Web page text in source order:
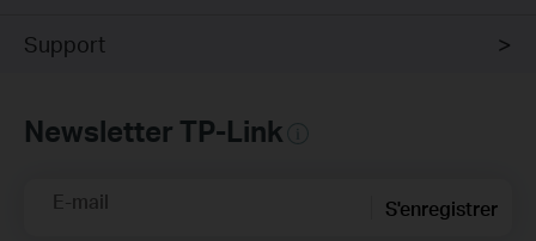
Support
Newsletter TP-Link
E-mail S'enregistrer